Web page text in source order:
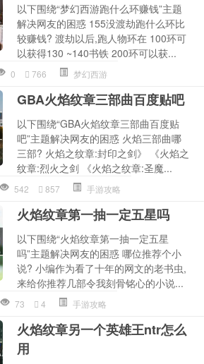
以下围绕“梦幻西游跑什么环赚钱”主题
解决网友的困惑 155没渡劫跑什么环比
较赚钱? 渡劫以后,跑人物环在 100环可
以获得130 ~140书铁 200环可以获...
0 766 梦幻西游
GBA火焰纹章三部曲百度贴吧
以下围绕“GBA火焰纹章三部曲百度贴
吧”主题解决网友的困惑 火焰三部曲哪
三部? 火焰之纹章:封印之剑》 《火焰之
纹章:烈火之剑 《火焰之纹章:圣魔...
542 857 手游攻略
火焰纹章第一抽一定五星吗
以下围绕“火焰纹章第一抽一定五星
吗”主题解决网友的困惑 哪位推荐个小
说? 小编作为看了十年的网文的老书虫,
来给你推荐几部令我刻骨铭心的小说...
73 4 手游攻略
火焰纹章另一个英雄王ntr怎么
用